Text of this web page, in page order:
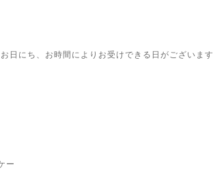
日にち、お時間によりお受けできる日がございます
ー